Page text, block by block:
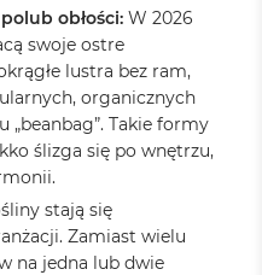
obłości: W 2026
swoje ostre
lustra bez ram,
organicznych
„beanbag”. Takie formy
ślizga się po wnętrzu,
stają się
Zamiast wielu
na jedna lub dwie